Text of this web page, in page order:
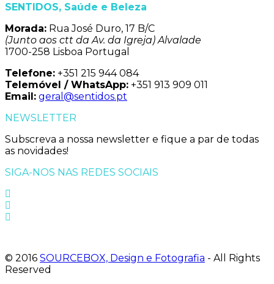
SENTIDOS, Saúde e Beleza
Morada: Rua José Duro, 17 B/C
(Junto aos ctt da Av. da Igreja) Alvalade
1700-258 Lisboa Portugal
Telefone: +351 215 944 084
Telemóvel / WhatsApp: +351 913 909 011
Email: geral@sentidos.pt
NEWSLETTER
Subscreva a nossa newsletter e fique a par de todas
as novidades!
SIGA-NOS NAS REDES SOCIAIS
© 2016 SOURCEBOX, Design e Fotografia - All Rights
Reserved